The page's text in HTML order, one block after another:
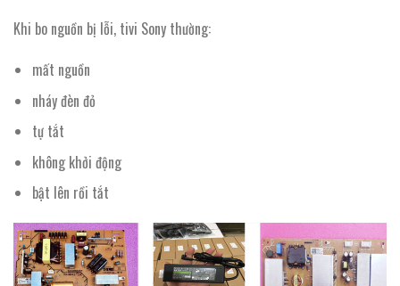
Khi bo nguồn bị lỗi, tivi Sony thường:
mất nguồn
nháy đèn đỏ
tự tắt
không khởi động
bật lên rồi tắt